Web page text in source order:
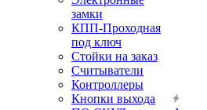
замки
КПП-Проходная
под ключ
Стойки на заказ
Считыватели
Контроллеры
Кнопки выхода